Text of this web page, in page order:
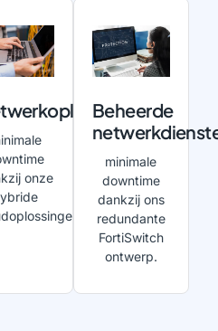
onze
Beheerde
minimale
downtime
dankzij ons
redundante
FortiSwitch
ontwerp.